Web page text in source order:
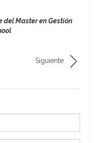
del Master en Gestión
Siguiente